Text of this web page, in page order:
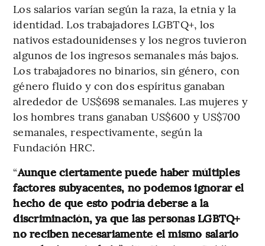
Los salarios varían según la raza, la etnia y la
identidad. Los trabajadores LGBTQ+, los
nativos estadounidenses y los negros tuvieron
algunos de los ingresos semanales más bajos.
Los trabajadores no binarios, sin género, con
género fluido y con dos espíritus ganaban
alrededor de US$698 semanales. Las mujeres y
los hombres trans ganaban US$600 y US$700
semanales, respectivamente, según la
Fundación HRC.
“Aunque ciertamente puede haber múltiples
factores subyacentes, no podemos ignorar el
hecho de que esto podría deberse a la
discriminación, ya que las personas LGBTQ+
no reciben necesariamente el mismo salario